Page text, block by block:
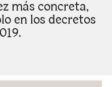
más concreta,
en los decretos